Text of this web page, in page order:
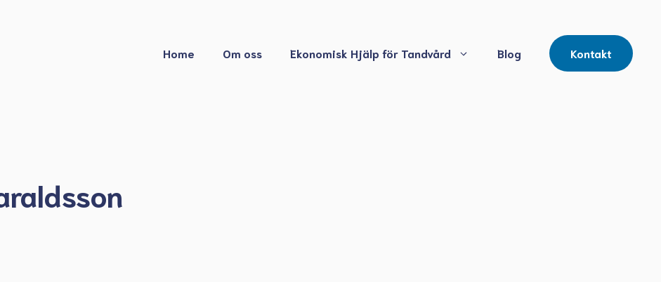
Home Om oss Ekonomisk Hjälp för Tandvård Blog Kontakt